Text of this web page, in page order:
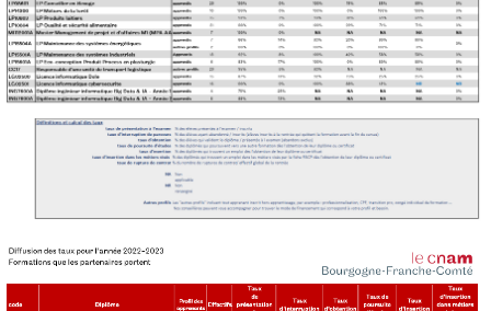
Prospect
Fiche contact salons, forums,